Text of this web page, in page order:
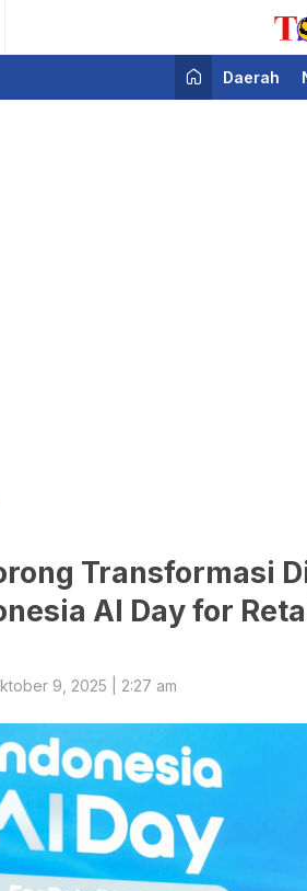
Daerah
Transformasi
AI Day for
9, 2025 | 2:27 am